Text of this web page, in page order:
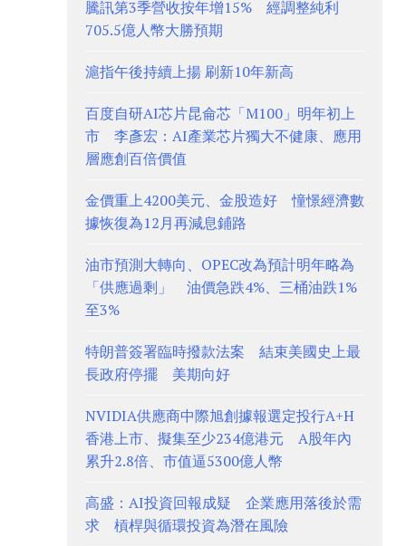
騰訊第3季營收按年增15% 經調整純利
705.5億人幣大勝預期
滬指午後持續上揚 刷新10年新高
百度自研AI芯片昆侖芯「M100」明年初上
市 李彥宏：AI產業芯片獨大不健康、應用
層應創百倍價值
金價重上4200美元、金股造好 憧憬經濟數
據恢復為12月再減息鋪路
油市預測大轉向、OPEC改為預計明年略為
「供應過剩」 油價急跌4%、三桶油跌1%
至3%
特朗普簽署臨時撥款法案 結束美國史上最
長政府停擺 美期向好
NVIDIA供應商中際旭創據報選定投行A+H
香港上市、擬集至少234億港元 A股年內
累升2.8倍、市值逼5300億人幣
高盛：AI投資回報成疑 企業應用落後於需
求 槓桿與循環投資為潛在風險